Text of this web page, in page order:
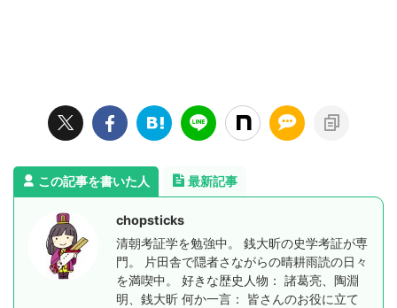
この記事を書いた人 最新記事
chopsticks
清朝考証学を勉強中。 銭大昕の史学考証が専
門。 片田舎で隠者さながらの晴耕雨読の日々
を満喫中。 好きな歴史人物： 諸葛亮、陶淵
明、銭大昕 何か一言： 皆さんのお役に立て